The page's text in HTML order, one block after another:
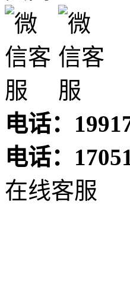
电话：
电话：
在线客服